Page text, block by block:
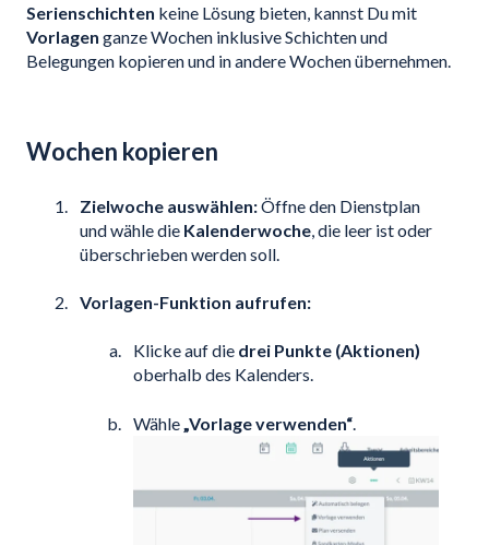
Serienschichten keine Lösung bieten, kannst Du mit
Vorlagen ganze Wochen inklusive Schichten und
Belegungen kopieren und in andere Wochen übernehmen.
Wochen kopieren
Zielwoche auswählen:Öffne den Dienstplan
und wähle die Kalenderwoche , die leer ist oder
überschrieben werden soll.
Vorlagen-Funktion aufrufen:
Klicke auf die drei Punkte (Aktionen)
oberhalb des Kalenders.
Wähle „Vorlage verwenden“